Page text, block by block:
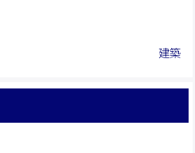
建築